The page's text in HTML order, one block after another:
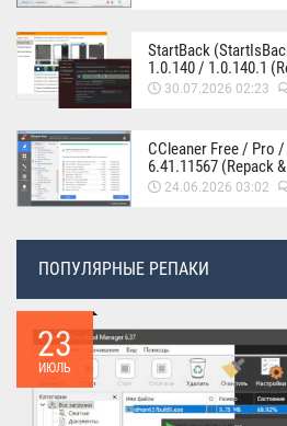
StartBack
1.0.140 / 1.0.140.1
30.07.2026 02:23
CCleaner Free / Pro
6.41.11567 (Repack
24.06.2026 03:02
ПОПУЛЯРНЫЕ РЕПАКИ
23
ИЮЛЬ